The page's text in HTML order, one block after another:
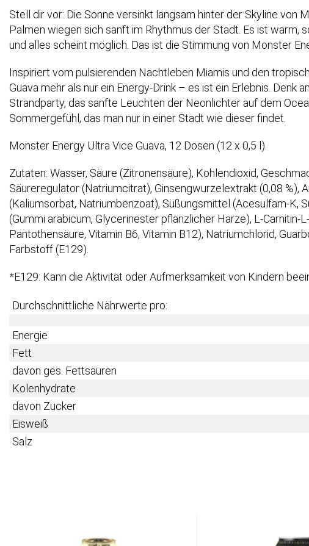
Stell dir vor: Die Sonne versinkt langsam hinter der Skyline von
Palmen wiegen sich sanft im Rhythmus der Stadt. Es ist warm,
und alles scheint möglich. Das ist die Stimmung von Monster
Inspiriert vom pulsierenden Nachtleben Miamis und den
Guava mehr als nur ein Energy-Drink – es ist ein Erlebnis. Denk
Strandparty, das sanfte Leuchten der Neonlichter auf dem
Sommergefühl, das man nur in einer Stadt wie dieser findet.
Monster Energy Ultra Vice Guava, 12 Dosen (12 x 0,5 l).
Zutaten: Wasser, Säure (Zitronensäure), Kohlendioxid,
Säureregulator (Natriumcitrat), Ginsengwurzelextrakt (0,08 %),
(Kaliumsorbat, Natriumbenzoat), Süßungsmittel (Acesulfam-K,
(Gummi arabicum, Glycerinester pflanzlicher Harze), L-Carnitin-
Pantothensäure, Vitamin B6, Vitamin B12), Natriumchlorid,
Farbstoff (E129).
*E129: Kann die Aktivität oder Aufmerksamkeit von Kindern
Durchschnittliche Nährwerte pro:
Energie
Fett
davon ges. Fettsäuren
Kolenhydrate
davon Zucker
Eisweiß
Salz